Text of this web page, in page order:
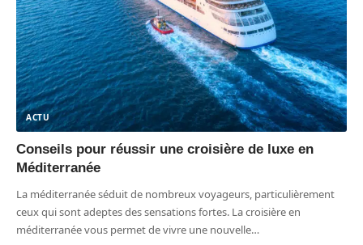
ACTU
Conseils pour réussir une croisière de luxe en
Méditerranée
La méditerranée séduit de nombreux voyageurs, particulièrement
ceux qui sont adeptes des sensations fortes. La croisière en
méditerranée vous permet de vivre une nouvelle…